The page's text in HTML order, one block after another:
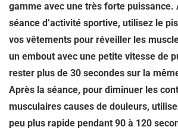
gamme avec une très forte puissance.
séance d’activité sportive, utilisez le
vos vêtements pour réveiller les
un embout avec une petite vitesse de
rester plus de 30 secondes sur la
Après la séance, pour diminuer les
musculaires causes de douleurs,
peu plus rapide pendant 90 à 120